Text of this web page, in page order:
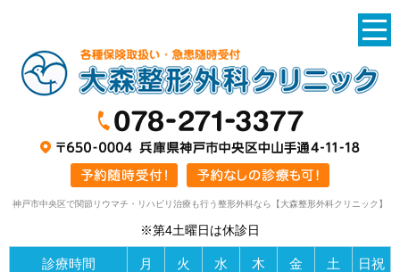
神戸市中央区で関節リウマチ・リハビリ治療も行う整形外科なら【大森整形外科クリニック】
※第4土曜日は休診日
診療時間 月 火 水 木 金 土 日祝